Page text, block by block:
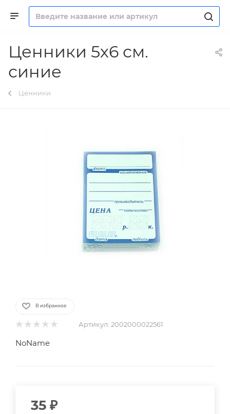
Ценники 5х6 см.
синие
Ценники
В избранное
Артикул: 2002000022561
NoName
35 ₽